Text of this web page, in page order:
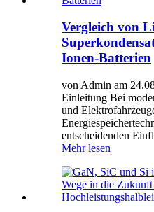
Vergleich von
Ionen-Batterien
von Admin am
Einleitung Bei
und
entscheidenden
Mehr lesen